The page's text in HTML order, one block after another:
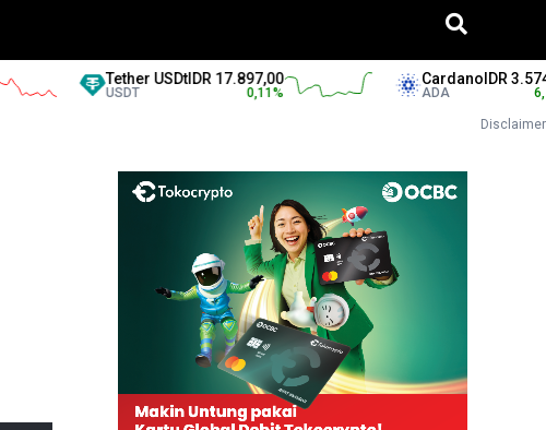
Tether USDtIDR 17.897,00
USDT
CardanoIDR 3.574,00
ADA
Disclaimer